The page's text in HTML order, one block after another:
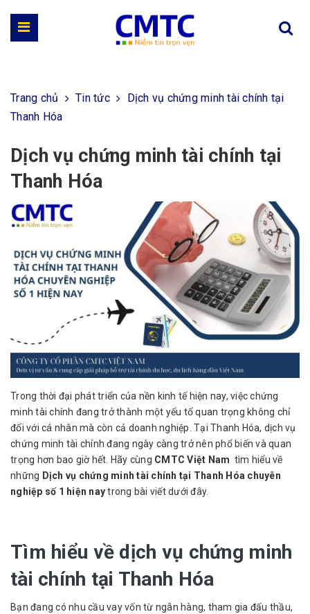
Trang chủ Tin tức
Dịch vụ chứng minh tài chính tại
Thanh Hóa
Dịch vụ chứng minh tài chính tại
Thanh Hóa
Trong thời đại phát triển của nền kinh tế hiện nay, việc chứng
minh tài chính đang trở thành một yếu tố quan trọng không chỉ
đối với cá nhân mà còn cả doanh nghiệp. Tại Thanh Hóa, dịch vụ
chứng minh tài chính đang ngày càng trở nên phổ biến và quan
trọng hơn bao giờ hết. Hãy cùng CMTC Việt Nam tìm hiểu về
những Dịch vụ chứng minh tài chính tại Thanh Hóa chuyên
nghiệp số 1 hiện naytrong bài viết dưới đây.
Tìm hiểu về dịch vụ chứng minh
tài chính tại Thanh Hóa
Bạn đang có nhu cầu vay vốn từ ngân hàng, tham gia đấu thầu,